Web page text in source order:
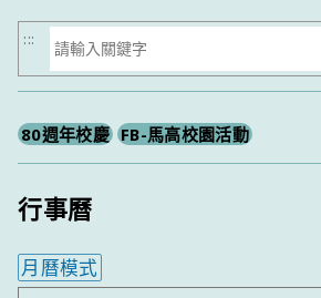
搜
尋
:::
80週年校慶 FB-馬高校園活動
行事曆
月曆模式